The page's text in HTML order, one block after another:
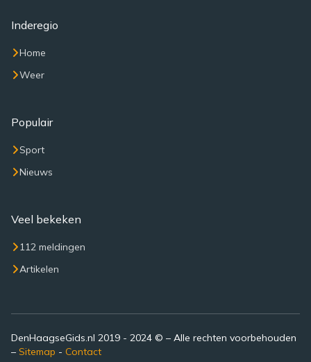
Inderegio
Home
Weer
Populair
Sport
Nieuws
Veel bekeken
112 meldingen
Artikelen
DenHaagseGids.nl 2019 - 2024 © – Alle rechten voorbehouden
– Sitemap - Contact